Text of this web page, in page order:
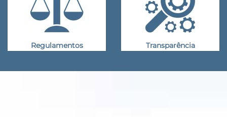
Regulamentos Transparência